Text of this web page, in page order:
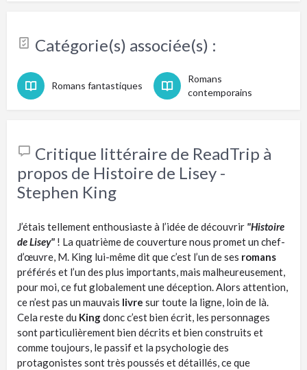
Catégorie(s) associée(s) :
Romans fantastiques
Romans
contemporains
Critique littéraire de ReadTrip à
propos de Histoire de Lisey -
Stephen King
J’étais tellement enthousiaste à l’idée de découvrir "Histoire
de Lisey" ! La quatrième de couverture nous promet un chef-
d’œuvre, M. King lui-même dit que c’est l’un de ses romans
préférés et l’un des plus importants, mais malheureusement,
pour moi, ce fut globalement une déception. Alors attention,
ce n’est pas un mauvais livre sur toute la ligne, loin de là.
Cela reste du Kingdonc c’est bien écrit, les personnages
sont particulièrement bien décrits et bien construits et
comme toujours, le passif et la psychologie des
protagonistes sont très poussés et détaillés, ce que